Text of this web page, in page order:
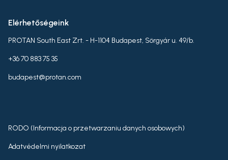
Elérhetőségeink
PROTAN South East Zrt. - H-1104 Budapest, Sörgyár u. 49/b.
+36 70 883 75 35
budapest@protan.com
RODO (Informacja o przetwarzaniu danych osobowych)
Adatvédelmi nyilatkozat